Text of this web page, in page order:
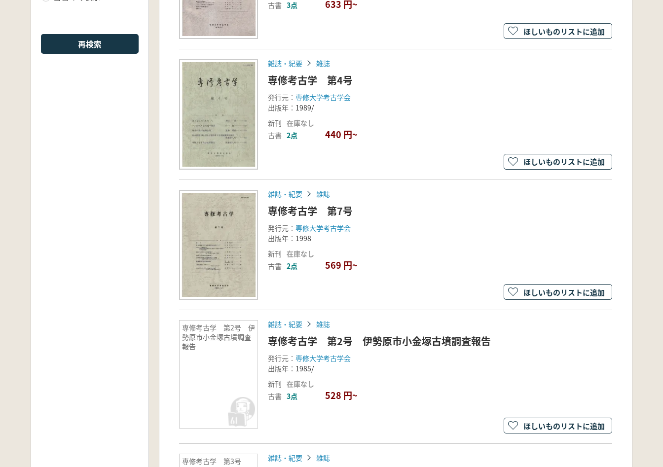
再検索
古書 3点 633 円~
ほしいものリストに追加
雑誌・紀要 雑誌
専修考古学 第4号
発行元： 専修大学考古学会
出版年： 1989/
新刊 在庫なし
古書 2点 440 円~
ほしいものリストに追加
雑誌・紀要 雑誌
専修考古学 第7号
発行元： 専修大学考古学会
出版年： 1998
新刊 在庫なし
古書 2点 569 円~
ほしいものリストに追加
専修考古学 第2号 伊
勢原市小金塚古墳調査
報告
雑誌・紀要 雑誌
専修考古学 第2号 伊勢原市小金塚古墳調査報告
発行元： 専修大学考古学会
出版年： 1985/
新刊 在庫なし
古書 3点 528 円~
ほしいものリストに追加
専修考古学 第3号 雑誌・紀要 雑誌